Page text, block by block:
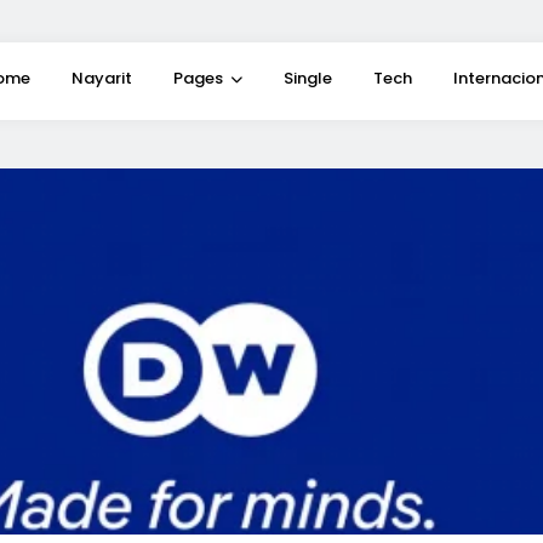
Nayarit Pages Single Tech